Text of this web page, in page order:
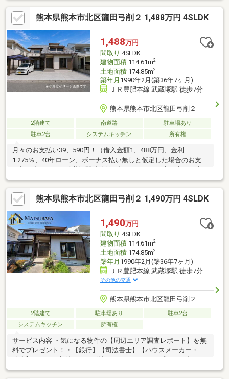
の駐車スペースををそれぞれ月額１万円で賃貸契約中となってお
りますが、全て解約し自家用とすることも可能ですし、使わない
スペースはそのまま賃貸契約を引き継ぎ、賃料を得ることも可能
です。
熊本県熊本市北区龍田弓削２ 1,488万円 4SLDK
1,488万円
間取り 4SLDK
建物面積114.61m2
土地面積174.85m2
築年月 1990年2月(築36年7ヶ月)
ＪＲ豊肥本線 武蔵塚駅 徒歩7分
熊本県熊本市北区龍田弓削２
2階建て 南道路
駐車場あり
駐車2台
システムキッチン 所有権
月々のお支払い39、590円！（借入金額1、488万円、金利
1.275％、40年ローン、ボーナス払い無しと仮定した場合のお支払
約5分の立地に4LDK+Sの中古戸建をお預かりしました♪ご自身で
好きなリフォームをしてみませんか？リフォームのご相談も承り
ます！【周辺施設】〇武蔵塚駅まで徒歩7分(約550m)〇ディスカ
ウントドラッグコスモス武蔵ケ丘店まで徒歩7分(約550m)〇武蔵
塚公園まで徒歩9分(約700m)〇龍田ゴルフ練習場まで徒歩9分(約
650m)〇弓削小学校まで徒歩18分(約1400m)
熊本県熊本市北区龍田弓削２ 1,490万円 4SLDK
1,490万円
間取り 4SLDK
建物面積114.61m2
土地面積174.85m2
築年月 1990年2月(築36年7ヶ月)
ＪＲ豊肥本線 武蔵塚駅 徒歩7分
その他の交通
熊本県熊本市北区龍田弓削２
2階建て 駐車場あり
駐車2台
システムキッチン
所有権
サービス内容 ・気になる物件の【周辺エリア調査レポート】を無
料でプレゼント！・【銀行】【司法書士】【ハウスメーカー・工
務店】など、 契約からお引渡しまでワンストップでご紹介・サ
ポートいたします（すべて無料）内覧は土・日・祝・平日すべて